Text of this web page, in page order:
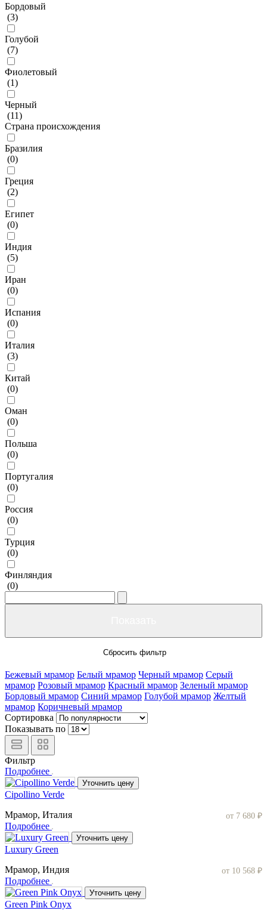
Бордовый
(3)
Голубой
(7)
Фиолетовый
(1)
Черный
(11)
Страна происхождения
Бразилия
(0)
Греция
(2)
Египет
(0)
Индия
(5)
Иран
(0)
Испания
(0)
Италия
(3)
Китай
(0)
Оман
(0)
Польша
(0)
Португалия
(0)
Россия
(0)
Турция
(0)
Финляндия
(0)
Сбросить фильтр
Бежевый мрамор Белый мрамор Черный мрамор Серый
мрамор Розовый мрамор Красный мрамор Зеленый мрамор
Бордовый мрамор Синий мрамор Голубой мрамор Желтый
мрамор Коричневый мрамор
Сортировка
Показывать по
Фильтр
Подробнее
Уточнить цену
Cipollino Verde
Мрамор, Италия
от 7 680 ₽
Подробнее
Уточнить цену
Luxury Green
Мрамор, Индия
от 10 568 ₽
Подробнее
Уточнить цену
Green Pink Onyx